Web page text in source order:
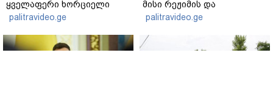
ყველაფერი ხორციელი
ცხოვრებიდან" – რას წერს
ხობში დაღუპული დედა-
შვილის ახლობელი?
palitravideo.ge
მისი რეჟიმის და
"ნაცმოძრაობის" ღალატი
ვერანაირად ვერ
გადაფარავს ამ
დანაშაულს" - ირაკლი
palitravideo.ge